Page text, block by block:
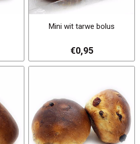
Mini wit tarwe bolus
€0,95